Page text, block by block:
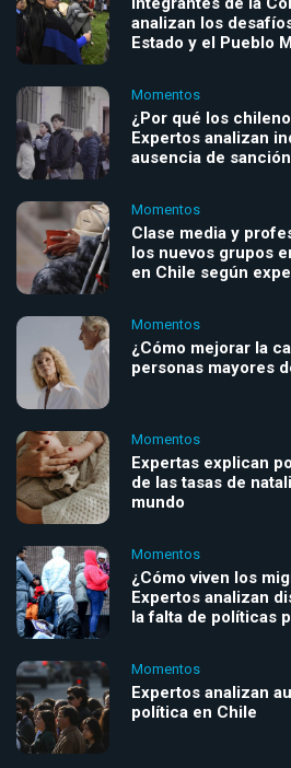
analizan los
Estado y el Pueblo
Momentos
¿Por qué los
Expertos analizan
ausencia de sanción
Momentos
Clase media y
los nuevos grupos
en Chile según
Momentos
¿Cómo mejorar la
personas mayores
Momentos
Expertas explican
de las tasas de
mundo
Momentos
¿Cómo viven los
Expertos analizan
la falta de políticas
Momentos
Expertos analizan
política en Chile